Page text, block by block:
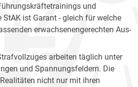
und
StAK ist Garant - gleich für welche
erwachsenengerechten Aus-
arbeiten täglich unter
und Spannungsfeldern. Die
nicht nur mit ihren